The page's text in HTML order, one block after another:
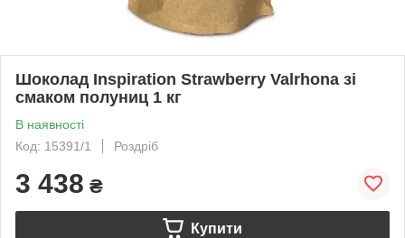
Шоколад Inspiration Strawberry Valrhona зі
смаком полуниц 1 кг
В наявності
Код: 15391/1
Роздріб
3 438 ₴
Купити